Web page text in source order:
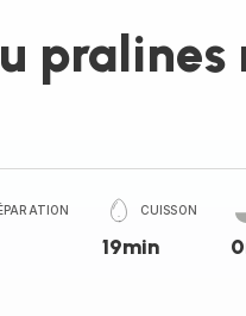
pralines
CUISSON
19min